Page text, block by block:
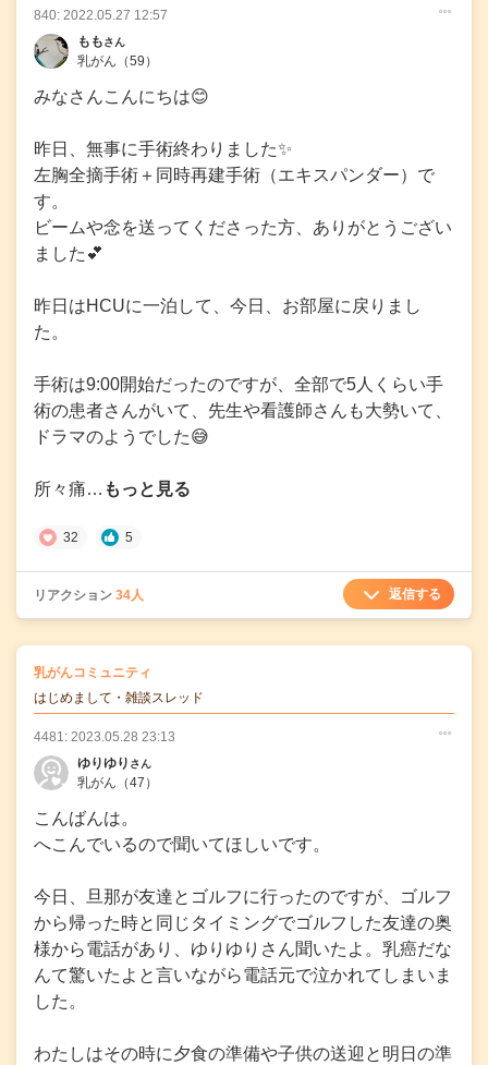
○ ○ ○
840: 2022.05.27 12:57
ももさん
乳がん （59）
みなさんこんにちは😊
昨日、無事に手術終わりました✨
左胸全摘手術＋同時再建手術（エキスパンダー）で
す。
ビームや念を送ってくださった方、ありがとうござい
ました💕
昨日はHCUに一泊して、今日、お部屋に戻りまし
た。
手術は9:00開始だったのですが、全部で5人くらい手
術の患者さんがいて、先生や看護師さんも大勢いて、
ドラマのようでした😅
所々痛… もっと見る
32 5
リアクション 34人 返信する
乳がんコミュニティ
はじめまして・雑談スレッド
○ ○ ○
4481: 2023.05.28 23:13
ゆりゆり さん
乳がん （47）
こんばんは。
へこんでいるので聞いてほしいです。
今日、旦那が友達とゴルフに行ったのですが、ゴルフ
から帰った時と同じタイミングでゴルフした友達の奥
様から電話があり、ゆりゆりさん聞いたよ。乳癌だな
んて驚いたよと言いながら電話元で泣かれてしまいま
した。
わたしはその時に夕食の準備や子供の送迎と明日の準